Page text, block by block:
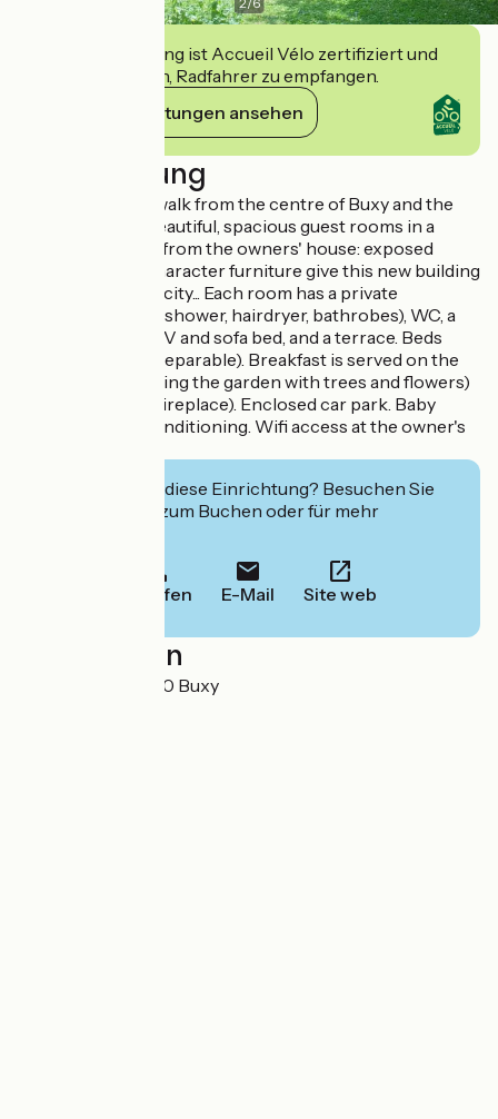
Diese Einrichtung ist Accueil Vélo zertifiziert und
verpflichtet sich, Radfahrer zu empfangen.
Ihre Verpflichtungen ansehen
Beschreibung
Just a 10-minute walk from the centre of Buxy and the
Voie Verte, two beautiful, spacious guest rooms in a
building separate from the owners' house: exposed
stonework and character furniture give this new building
a taste of authenticity... Each room has a private
bathroom (Italian shower, hairdryer, bathrobes), WC, a
sitting area with TV and sofa bed, and a terrace. Beds
180cm (2x90cm separable). Breakfast is served on the
terrace (overlooking the garden with trees and flowers)
or in the lounge (fireplace). Enclosed car park. Baby
equipment. Air conditioning. Wifi access at the owner's
Interessiert Sie diese Einrichtung? Besuchen Sie
deren Website zum Buchen oder für mehr
Anrufen E-Mail Site web
Localisation
Chenevelles 71390 Buxy